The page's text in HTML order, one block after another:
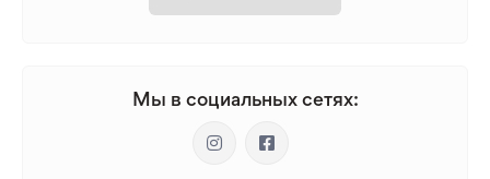
Мы в социальных сетях: